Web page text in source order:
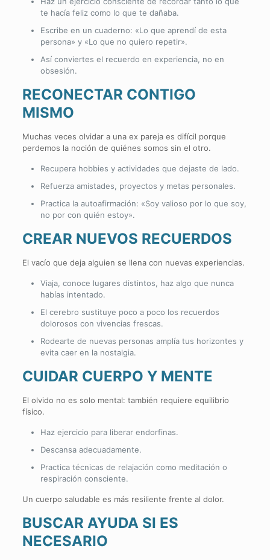
te hacía feliz como lo que te dañaba.
Escribe en un cuaderno: «Lo que aprendí de esta
persona» y «Lo que no quiero repetir».
Así conviertes el recuerdo en experiencia, no en
obsesión.
RECONECTAR CONTIGO
MISMO
Muchas veces olvidar a una ex pareja es difícil porque
perdemos la noción de quiénes somos sin el otro.
Recupera hobbies y actividades que dejaste de lado.
Refuerza amistades, proyectos y metas personales.
Practica la autoafirmación: «Soy valioso por lo que soy,
no por con quién estoy».
CREAR NUEVOS RECUERDOS
El vacío que deja alguien se llena con nuevas experiencias.
Viaja, conoce lugares distintos, haz algo que nunca
habías intentado.
El cerebro sustituye poco a poco los recuerdos
dolorosos con vivencias frescas.
Rodearte de nuevas personas amplía tus horizontes y
evita caer en la nostalgia.
CUIDAR CUERPO Y MENTE
El olvido no es solo mental: también requiere equilibrio
físico.
Haz ejercicio para liberar endorfinas.
Descansa adecuadamente.
Practica técnicas de relajación como meditación o
respiración consciente.
Un cuerpo saludable es más resiliente frente al dolor.
BUSCAR AYUDA SI ES
NECESARIO